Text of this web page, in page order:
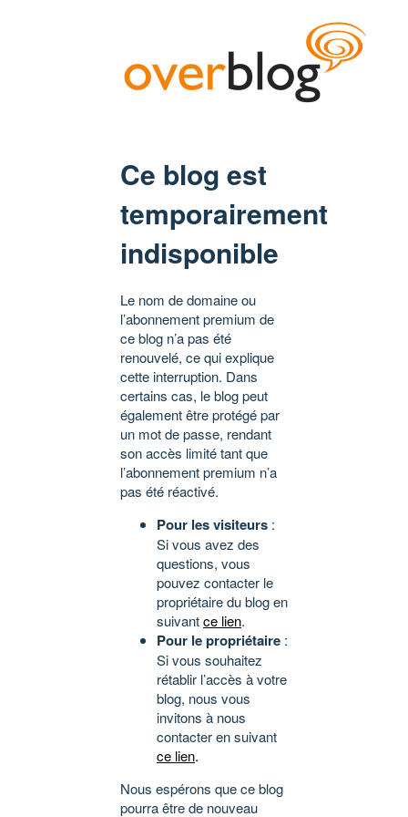
Ce blog est
temporairement
indisponible
Le nom de domaine ou
l’abonnement premium de
ce blog n’a pas été
renouvelé, ce qui explique
cette interruption. Dans
certains cas, le blog peut
également être protégé par
un mot de passe, rendant
son accès limité tant que
l’abonnement premium n’a
pas été réactivé.
Pour les visiteurs :
Si vous avez des
questions, vous
pouvez contacter le
propriétaire du blog en
suivantce lien.
Pour le propriétaire :
Si vous souhaitez
rétablir l’accès à votre
blog, nous vous
invitons à nous
contacter en suivant
ce lien.
Nous espérons que ce blog
pourra être de nouveau